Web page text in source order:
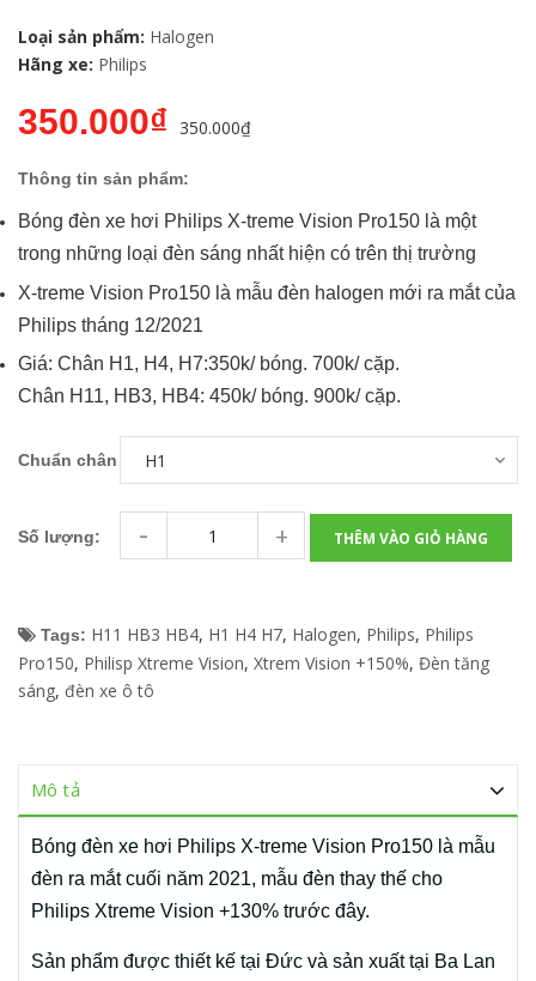
Loại sản phẩm: Halogen
Hãng xe: Philips
350.000₫ 350.000₫
Thông tin sản phẩm:
Bóng đèn xe hơi Philips X-treme Vision Pro150 là một
trong những loại đèn sáng nhất hiện có trên thị trường
X-treme Vision Pro150 là mẫu đèn halogen mới ra mắt của
Philips tháng 12/2021
Giá: Chân H1, H4, H7:350k/ bóng. 700k/ cặp.
Chân H11, HB3, HB4: 450k/ bóng. 900k/ cặp.
Chuẩn chân
Số lượng: - + THÊM VÀO GIỎ HÀNG
Tags: H11 HB3 HB4, H1 H4 H7, Halogen, Philips, Philips
Pro150, Philisp Xtreme Vision, Xtrem Vision +150%, Đèn tăng
sáng, đèn xe ô tô
Mô tả
Bóng đèn xe hơi Philips X-treme Vision Pro150 là mẫu
đèn ra mắt cuối năm 2021, mẫu đèn thay thế cho
Philips Xtreme Vision +130% trước đây.
Sản phẩm được thiết kế tại Đức và sản xuất tại Ba Lan